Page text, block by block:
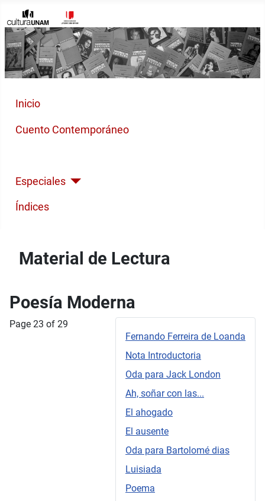
Inicio
Cuento Contemporáneo
Especiales
Índices
Material de Lectura
Poesía Moderna
Fernando Ferreira de Loanda
Nota Introductoria
Oda para Jack London
Ah, soñar con las...
El ahogado
El ausente
Oda para Bartolomé dias
Luisiada
Poema
Page 23 of 29